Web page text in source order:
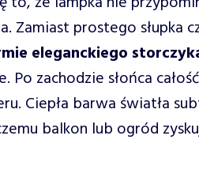
Zamiast prostego słupka
eleganckiego
zachodzie słońca
Ciepła barwa światła
balkon lub ogród